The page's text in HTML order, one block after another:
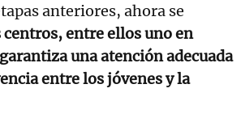
anteriores, ahora se
entre ellos uno en
una atención adecuada
entre los jóvenes y la